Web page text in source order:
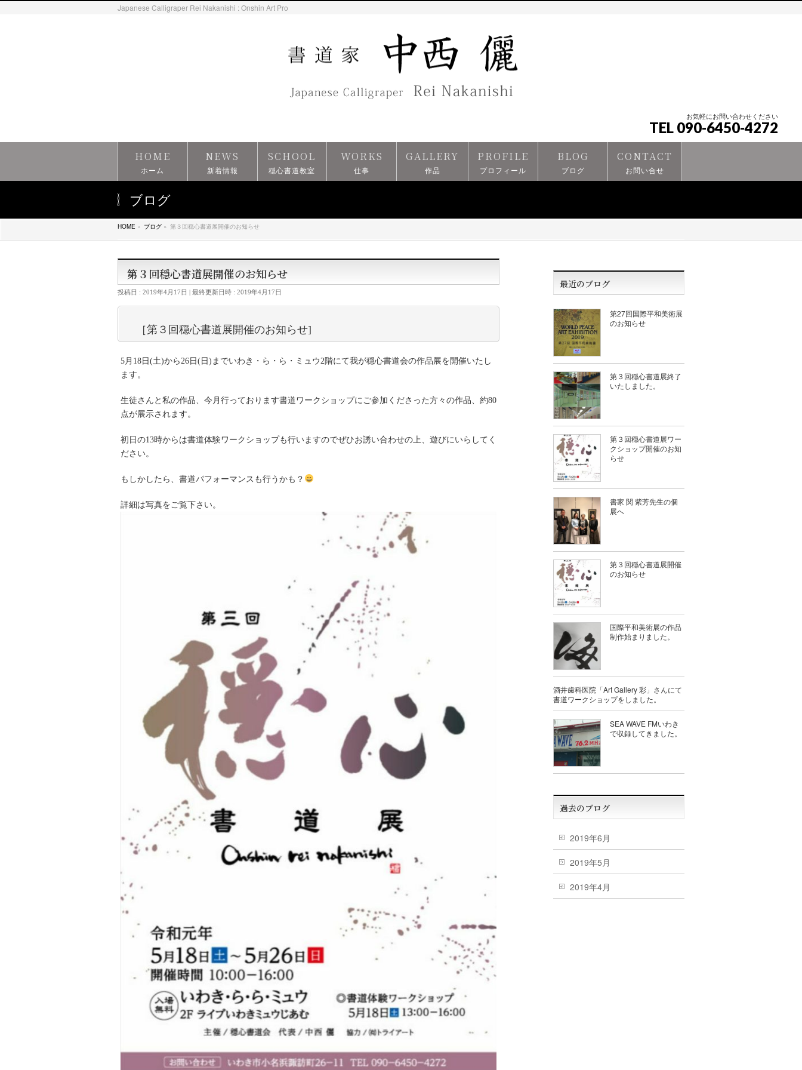
Japanese Calligraper Rei Nakanishi : Onshin Art Pro
お気軽にお問い合わせください
TEL 090-6450-4272
HOME
ホーム
NEWS
新着情報
SCHOOL
穏心書道教室
WORKS
仕事
GALLERY
作品
PROFILE
プロフィール
BLOG
ブログ
CONTACT
お問い合せ
ブログ
HOME » ブログ » 第３回穏心書道展開催のお知らせ
第３回穏心書道展開催のお知らせ
投稿日 : 2019年4月17日 最終更新日時 : 2019年4月17日
［第３回穏心書道展開催のお知らせ]
5月18日(土)から26日(日)までいわき・ら・ら・ミュウ2階にて我が穏心書道会の作品展を開催いたし
ます。
生徒さんと私の作品、今月行っております書道ワークショップにご参加くださった方々の作品、約80
点が展示されます。
初日の13時からは書道体験ワークショップも行いますのでぜひお誘い合わせの上、遊びにいらしてく
ださい。
もしかしたら、書道パフォーマンスも行うかも？
詳細は写真をご覧下さい。
最近のブログ
第27回国際平和美術展
のお知らせ
第３回穏心書道展終了
いたしました。
第３回穏心書道展ワー
クショップ開催のお知
らせ
書家 関 紫芳先生の個
展へ
第３回穏心書道展開催
のお知らせ
国際平和美術展の作品
制作始まりました。
酒井歯科医院「Art Gallery 彩」さんにて
書道ワークショップをしました。
SEA WAVE FMいわき
で収録してきました。
過去のブログ
2019年6月
2019年5月
2019年4月